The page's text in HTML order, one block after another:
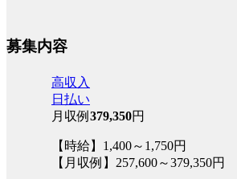
募集内容
高収入
日払い
月収例 379,350円
【時給】1,400～1,750円
【月収例】257,600～379,350円